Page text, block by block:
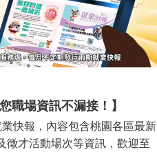
職場資訊不漏接！】
快報，內容包含桃園各區最新
徵才活動場次等資訊，歡迎至